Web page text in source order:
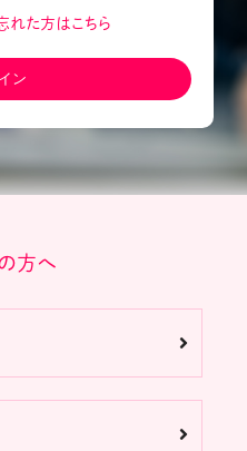
れた方はこちら
方へ